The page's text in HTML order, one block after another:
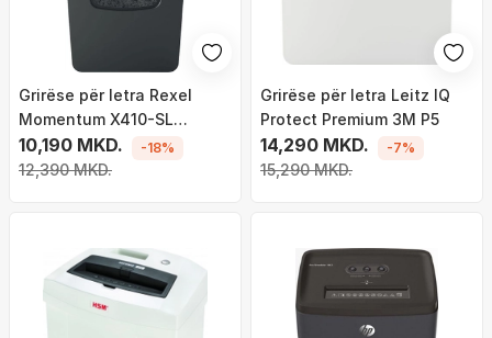
Grirëse për letra Rexel
Momentum X410-SL
Slimline
10,190 MKD.
12,390 MKD.
-18%
Grirëse për letra Leitz IQ
Protect Premium 3M P5
14,290 MKD.
15,290 MKD.
-7%